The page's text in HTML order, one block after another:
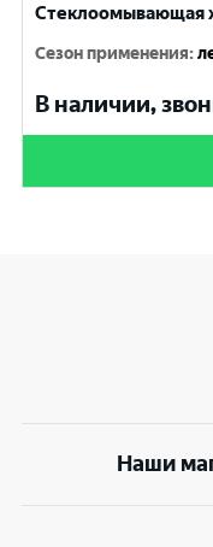
Стеклоомывающая
Сезон применения:
В наличии,
Наши